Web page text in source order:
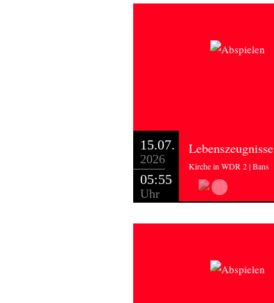
15.07.
2026
05:55
Uhr
Lebenszeugnisse
Kirche in WDR 2 | Bans